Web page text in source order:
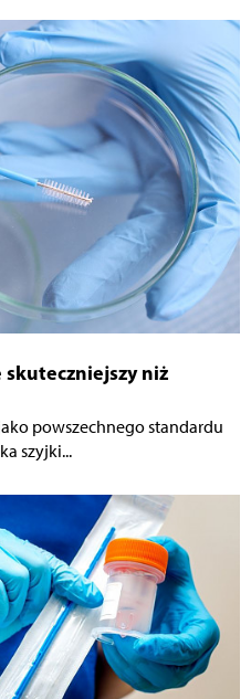
skuteczniejszy niż
powszechnego standardu
szyjki...